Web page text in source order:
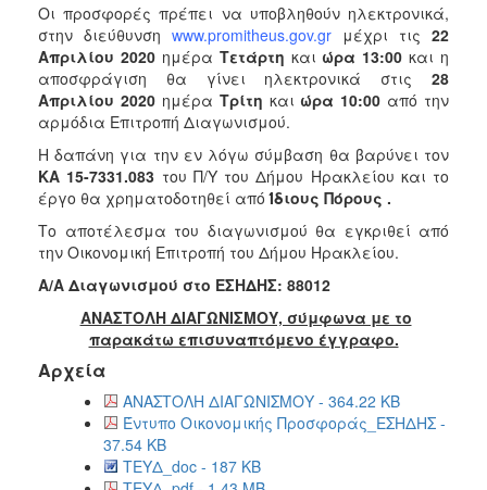
Οι προσφορές πρέπει να υποβληθούν ηλεκτρονικά,
στην διεύθυνση www.promitheus.gov.gr μέχρι τις 22
Απριλίου 2020ημέρα Τετάρτη καιώρα 13:00 και η
αποσφράγιση θα γίνει ηλεκτρονικά στις 28
Απριλίου 2020ημέρα Τρίτη καιώρα 10:00 από την
αρμόδια Επιτροπή Διαγωνισμού.
Η δαπάνη για την εν λόγω σύμβαση θα βαρύνει τον
ΚΑ 15-7331.083 του Π/Υ του Δήμου Ηρακλείου και το
έργο θα χρηματοδοτηθεί απόΊδιους Πόρους .
Το αποτέλεσμα του διαγωνισμού θα εγκριθεί από
την Οικονομική Επιτροπή του Δήμου Ηρακλείου.
A/A Διαγωνισμού στο ΕΣΗΔΗΣ: 88012
ΑΝΑΣΤΟΛΗ ΔΙΑΓΩΝΙΣΜΟΥ, σύμφωνα με το
παρακάτω επισυναπτόμενο έγγραφο.
Αρχεία
ΑΝΑΣΤΟΛΗ ΔΙΑΓΩΝΙΣΜΟΥ - 364.22 KB
Έντυπο Οικονομικής Προσφοράς_ΕΣΗΔΗΣ -
37.54 KB
ΤΕΥΔ_doc - 187 KB